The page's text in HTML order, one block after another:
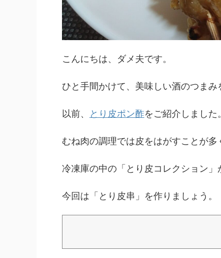
こんにちは、ダメ夫です。
ひと手間かけて、美味しい酒のつまみ
以前、 とり皮ポン酢をご紹介しました。
むね肉の調理では皮をはがすことが多
冷凍庫の中の「とり皮コレクション」
今回は「とり皮串」を作りましょう。